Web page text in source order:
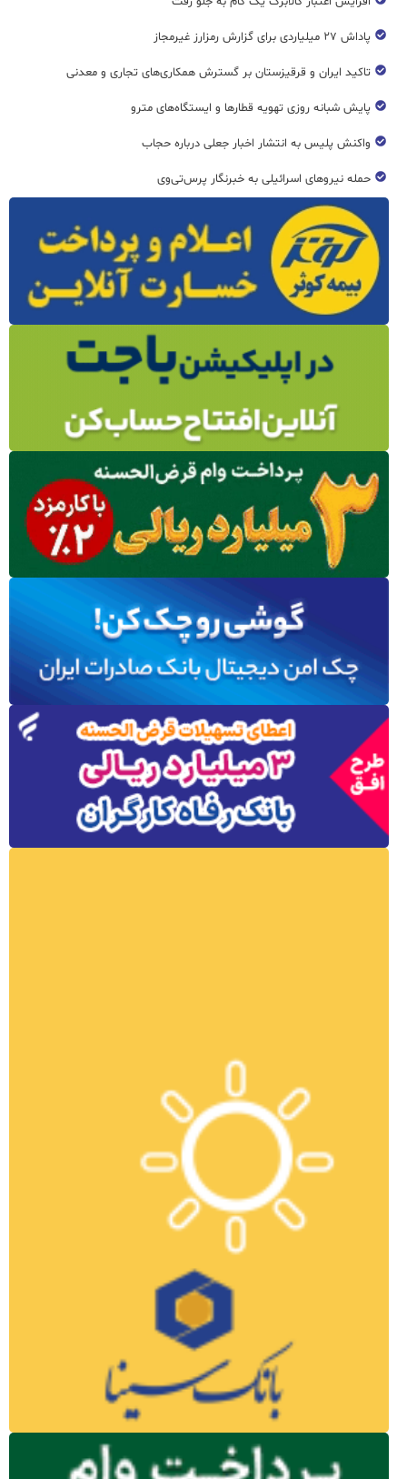
پاداش ۲۷ میلیاردی برای گزارش رمزارز غیرمجاز
تاکید ایران و قرقیزستان بر گسترش همکاری‌های تجاری و معدنی
پایش شبانه روزی تهویه قطار‌ها و ایستگاه‌های مترو
واکنش پلیس به انتشار اخبار جعلی درباره حجاب
حمله نیروهای اسرائیلی به خبرنگار پرس‌تی‌وی